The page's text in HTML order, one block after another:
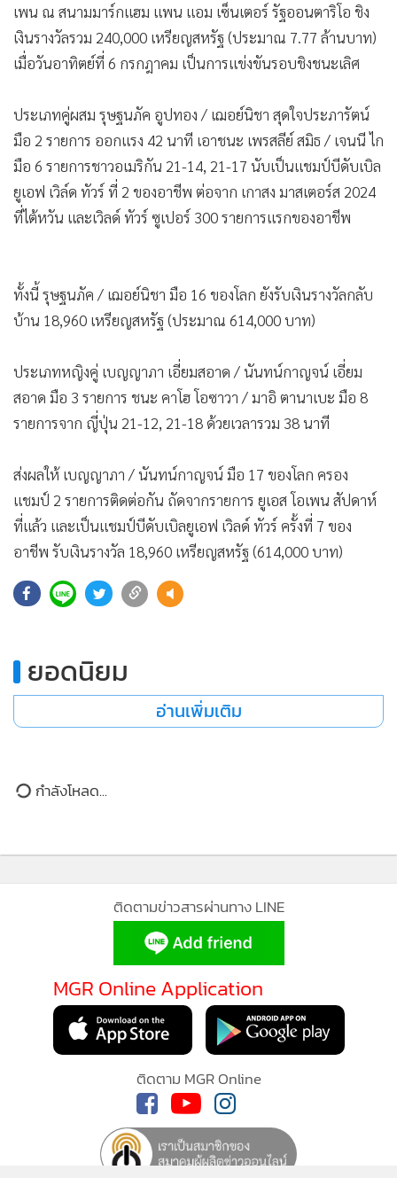
•
วิทยาศาสตร์
• SMEs
• อินโดจีน
• กองทุนรวม
• Celeb Online
• Factcheck
• ญี่ปุ่น
Gotomanager
เพน ณ สนามมาร์กแฮม แพน แอม เซ็นเตอร์ รัฐออนตาริโอ ชิง
เงินรางวัลรวม 240,000 เหรียญสหรัฐ (ประมาณ 7.77 ล้านบาท)
เมื่อวันอาทิตย์ที่ 6 กรกฎาคม เป็นการแข่งขันรอบชิงชนะเลิศ
ประเภทคู่ผสม รุษฐนภัค อูปทอง / เฌอย์นิชา สุดใจประภารัตน์
มือ 2 รายการ ออกแรง 42 นาที เอาชนะ เพรสลีย์ สมิธ / เจนนี ไก
มือ 6 รายการชาวอเมริกัน 21-14, 21-17 นับเป็นแชมป์บีดับเบิล
ยูเอฟ เวิล์ด ทัวร์ ที่ 2 ของอาชีพ ต่อจาก เกาสง มาสเตอร์ส 2024
ที่ไต้หวัน และเวิลด์ ทัวร์ ซูเปอร์ 300 รายการแรกของอาชีพ
ทั้งนี้ รุษฐนภัค / เฌอย์นิชา มือ 16 ของโลก ยังรับเงินรางวัลกลับ
บ้าน 18,960 เหรียญสหรัฐ (ประมาณ 614,000 บาท)
ประเภทหญิงคู่ เบญญาภา เอี่ยมสอาด / นันทน์กาญจน์ เอี่ยม
สอาด มือ 3 รายการ ชนะ คาโฮ โอซาวา / มาอิ ตานาเบะ มือ 8
รายการจาก ญี่ปุ่น 21-12, 21-18 ด้วยเวลารวม 38 นาที
ส่งผลให้ เบญญาภา / นันทน์กาญจน์ มือ 17 ของโลก ครอง
แชมป์ 2 รายการติดต่อกัน ถัดจากรายการ ยูเอส โอเพน สัปดาห์
ที่แล้ว และเป็นแชมป์บีดับเบิลยูเอฟ เวิลด์ ทัวร์ ครั้งที่ 7 ของ
อาชีพ รับเงินรางวัล 18,960 เหรียญสหรัฐ (614,000 บาท)
ยอดนิยม
อ่านเพิ่มเติม
ติดตามข่าวสารผ่านทาง LINE
MGR Online Application